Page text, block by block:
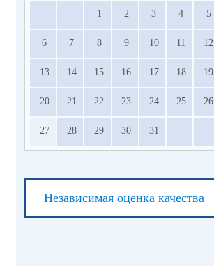
1 2 3 4 5
6 7 8 9 10 11 12
13 14 15 16 17 18 19
20 21 22 23 24 25 26
27 28 29 30 31
Независимая оценка качества